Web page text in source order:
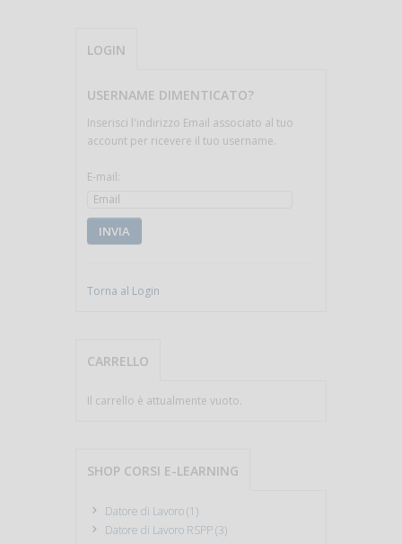
LOGIN
USERNAME DIMENTICATO?
Inserisci l'indirizzo Email associato al tuo
account per ricevere il tuo username.
E-mail:
INVIA
Torna al Login
CARRELLO
Il carrello è attualmente vuoto.
SHOP CORSI E-LEARNING
Datore di Lavoro (1)
Datore di Lavoro RSPP (3)